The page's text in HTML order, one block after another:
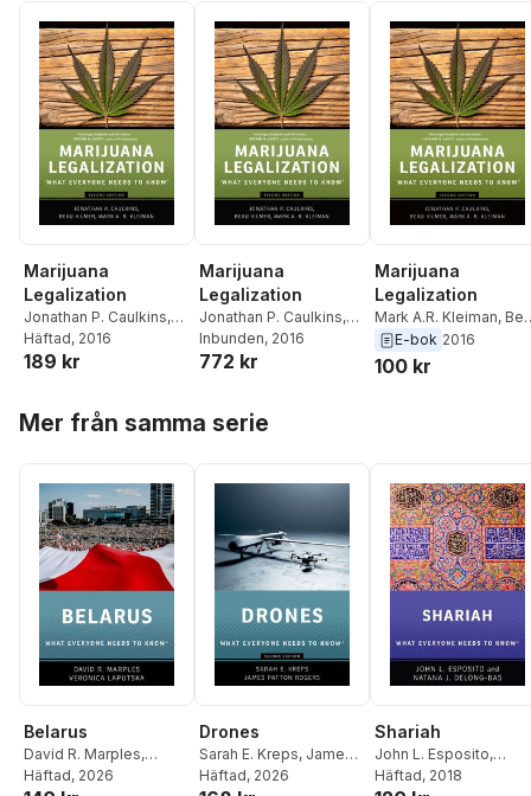
Marijuana
Legalization
Jonathan P. Caulkins,
Beau Kilmer,
Kleiman
Häftad, 2016
189 kr
Marijuana
Legalization
Jonathan P. Caulkins,
Beau Kilmer,Mark A.R.
Kleiman
Inbunden, 2016
772 kr
Marijuana
Legalization
Mark A.R. Kleiman,
Kilmer,Jonathan P.
Caulkins
E-bok 2016
100 kr
Mer från samma serie
Belarus
David R. Marples,
Veronica Laputska
Häftad, 2026
Drones
Sarah E. Kreps, James
Patton Rogers
Häftad, 2026
Shariah
John L. Esposito,
Natana J. DeLong-Bas
Häftad, 2018